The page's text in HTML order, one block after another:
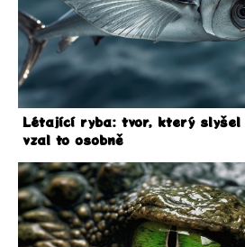
Létající ryba: tvor, který slyšel
vzal to osobně